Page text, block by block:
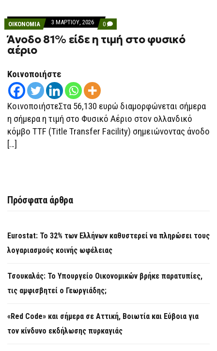
ΟΙΚΟΝΟΜΙΑ 3 ΜΑΡΤΊΟΥ, 2026 0 COMMENTS
ON
ΆΝΟΔΟ
81%
Άνοδο 81% είδε η τιμή στο φυσικό
αέριο
Κοινοποιήστε
ΚοινοποιήστεΣτα 56,130 ευρώ διαμορφώνεται σήμερα
η σήμερα η τιμή στο Φυσικό Αέριο στον ολλανδικό
κόμβο TTF (Title Transfer Facility) σημειώνοντας άνοδο
[…]
Πρόσφατα άρθρα
Eurostat: Το 32% των Ελλήνων καθυστερεί να πληρώσει τους
λογαριασμούς κοινής ωφέλειας
Τσουκαλάς: Το Υπουργείο Οικονομικών βρήκε παρατυπίες,
τις αμφισβητεί ο Γεωργιάδης;
«Red Code» και σήμερα σε Αττική, Βοιωτία και Εύβοια για
τον κίνδυνο εκδήλωσης πυρκαγιάς